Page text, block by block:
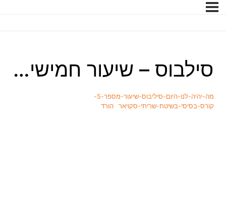
סילבוס – שיעור חמישי…
מה-יהיה-לנו-היום-סיליבוס-שיעור-מספר-5-
קורס-בסיסי-בשיטת-שריתי-סקויאר
הורד